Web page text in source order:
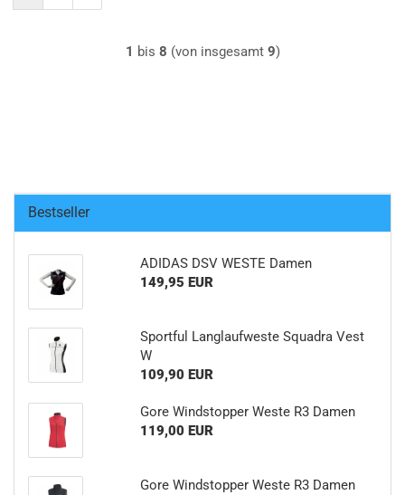
1 bis 8 (von insgesamt 9)
Bestseller
ADIDAS DSV WESTE Damen
149,95 EUR
Sportful Langlaufweste Squadra Vest
W
109,90 EUR
Gore Windstopper Weste R3 Damen
119,00 EUR
Gore Windstopper Weste R3 Damen